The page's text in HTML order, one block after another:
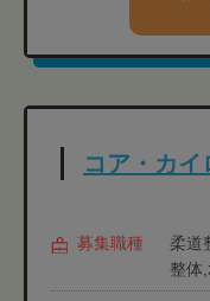
コア・カ
募集職種
柔道
整体,